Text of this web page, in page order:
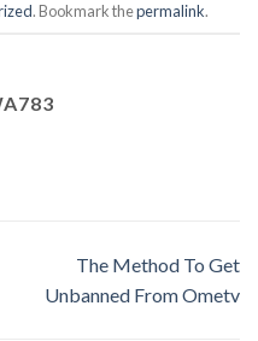
. Bookmark thepermalink.
The Method To Get
Unbanned From Ometv